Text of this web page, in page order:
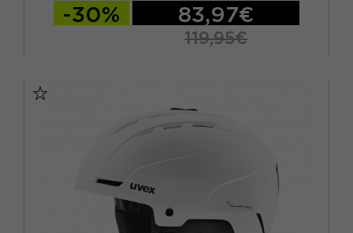
-30% 83,97€
119,95€